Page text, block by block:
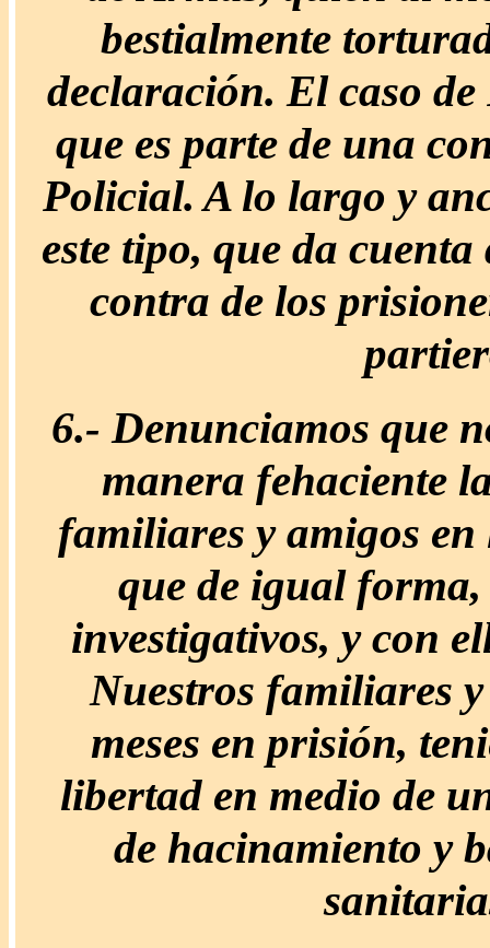
bestialmente
declaración. El caso
que es parte de una
Policial. A lo largo y
este tipo, que da
contra de los
6.- Denunciamos que
manera fehaciente
familiares y amigos en
que de igual forma,
investigativos, y con
Nuestros familiares
meses en prisión,
libertad en medio de
de hacinamiento y